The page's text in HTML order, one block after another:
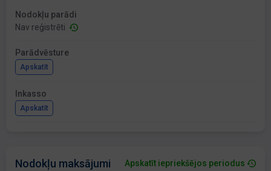
Nodokļu parādi
Nav reģistrēti
Parādvēsture
Apskatīt
Inkasso
Apskatīt
Nodokļu maksājumi Apskatīt iepriekšējos periodus